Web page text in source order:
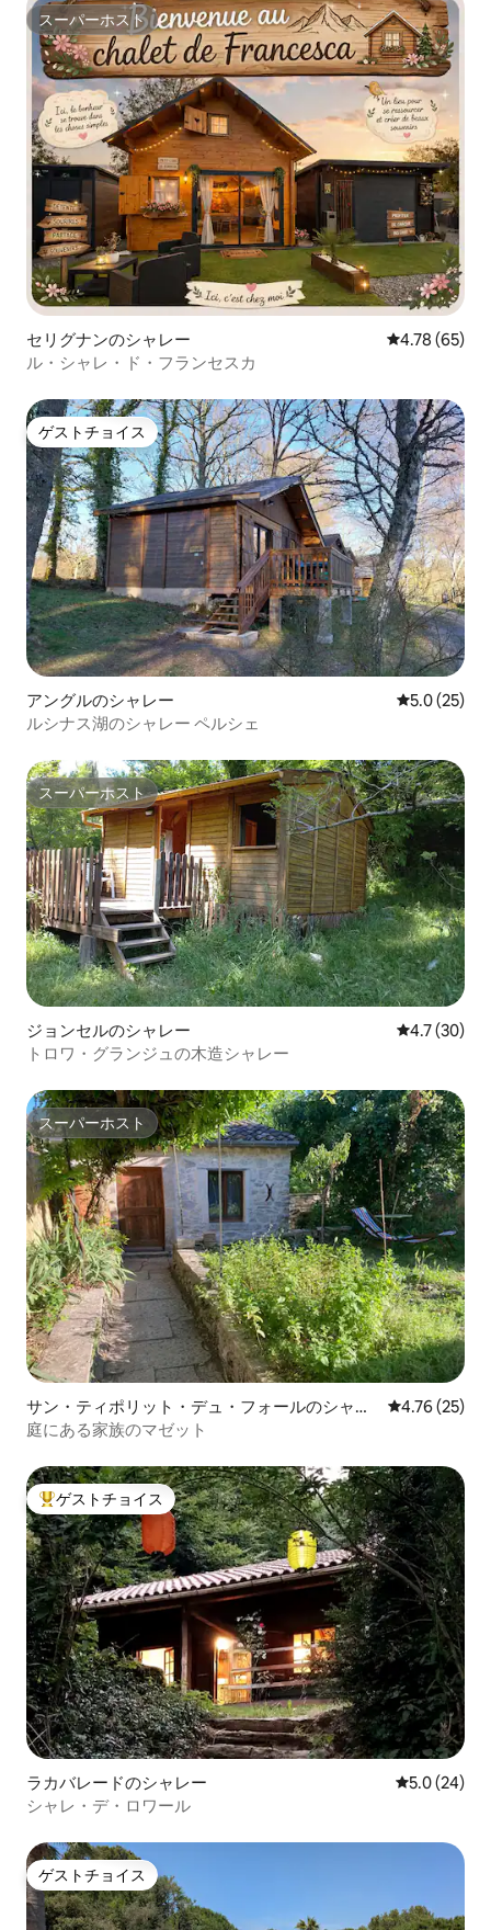
スーパーホスト
スーパーホスト
セリグナンのシャレー レビュー65
4.78 (65)
ル・シャレ・ド・フランセスカ
ゲストチョイス
ゲストチョイス
アングルのシャレー レビュー25
5.0 (25)
ルシナス湖のシャレー ペルシェ
スーパーホスト
スーパーホスト
ジョンセルのシャレー レビュー30
4.7 (30)
トロワ・グランジュの木造シャレー
スーパーホスト
スーパーホスト
サン・ティポリット・デュ・フォールのシャレ
ー
レビュー25
4.76 (25)
庭にある家族のマゼット
大好評のゲストチョイスです。
ゲストチョイス
ラカバレードのシャレー レビュー24
5.0 (24)
シャレ・デ・ロワール
ゲストチョイス
ゲストチョイス